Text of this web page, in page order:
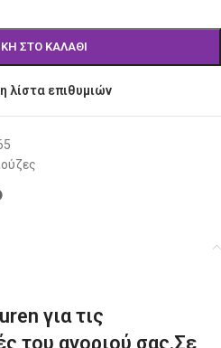
ΣΤΟ ΚΑΛΆΘΙ
λίστα επιθυμιών
για τις
του αγοριού σας.Σε